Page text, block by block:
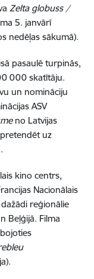
Zelta globuss /
5. janvārī
nedēļas sākumā).
pasaulē turpinās,
000 skatītāju.
un nomināciju
ASV
no Latvijas
uz
kino centrs,
Nacionālais
reģionālie
Beļģijā. Filma